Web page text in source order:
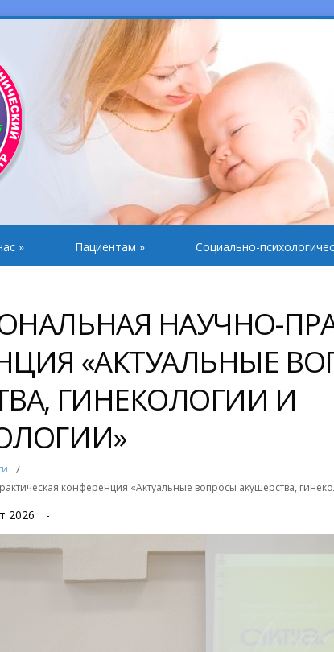
» Пациентам » Социально-
НАУЧНО-
«АКТУАЛЬНЫЕ
ГИНЕКОЛОГИИ И
/
конференция «Актуальные вопросы акушерства,
2026 -